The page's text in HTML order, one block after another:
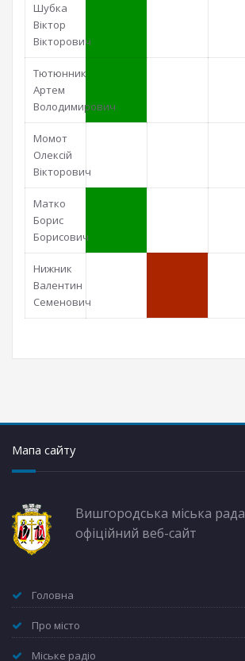
Шубка
Віктор
Вікторович
Тютюнник
Артем
Володимирович
Момот
Олексій
Вікторович
Матко
Борис
Борисович
Нижник
Валентин
Семенович
Мапа сайту
Вишгородська міська рада
офіційний веб-сайт
Головна
Про місто
Міське радіо